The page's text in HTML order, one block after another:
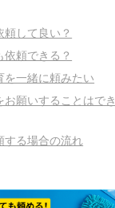
して良い？
頼できる？
一緒に頼みたい
願いすることはでき
する場合の流れ